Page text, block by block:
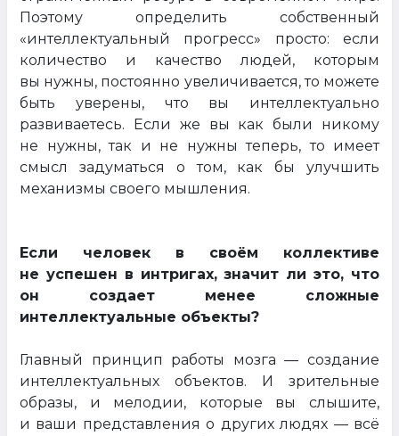
Поэтому определить собственный
«интеллектуальный прогресс» просто: если
количество и качество людей, которым
вы нужны, постоянно увеличивается, то можете
быть уверены, что вы интеллектуально
развиваетесь. Если же вы как были никому
не нужны, так и не нужны теперь, то имеет
смысл задуматься о том, как бы улучшить
механизмы своего мышления.
Если человек в своём коллективе
не успешен в интригах, значит ли это, что
он создает менее сложные
интеллектуальные объекты?
Главный принцип работы мозга — создание
интеллектуальных объектов. И зрительные
образы, и мелодии, которые вы слышите,
и ваши представления о других людях — всё